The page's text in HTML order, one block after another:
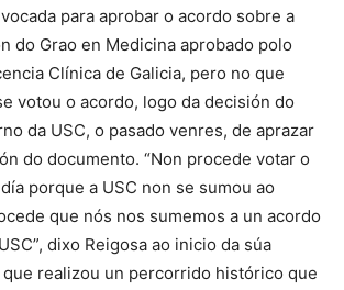
para aprobar o acordo sobre a
do Grao en Medicina aprobado polo
Clínica de Galicia, pero no que
votou o acordo, logo da decisión do
da USC, o pasado venres, de aprazar
do documento. “Non procede votar o
porque a USC non se sumou ao
que nós nos sumemos a un acordo
dixo Reigosa ao inicio da súa
realizou un percorrido histórico que